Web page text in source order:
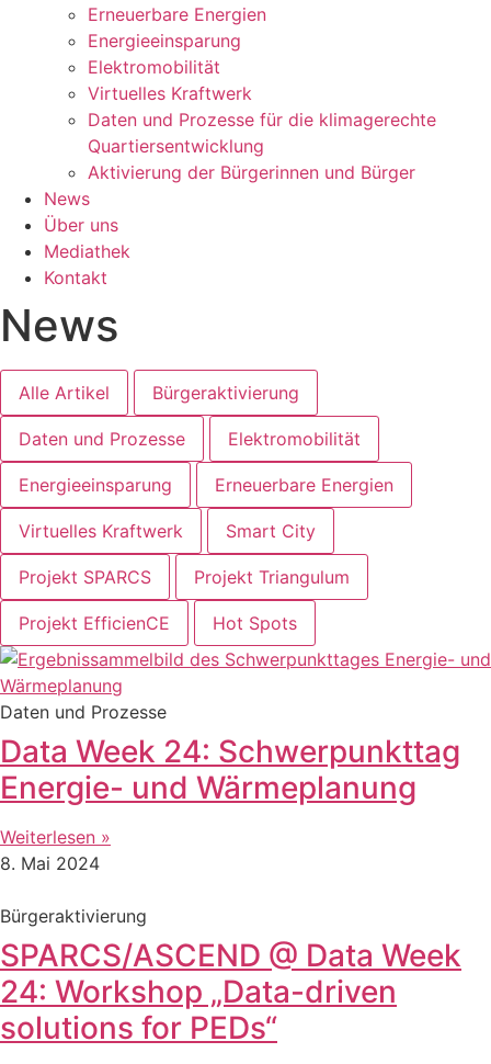
Erneuerbare Energien
Energieeinsparung
Elektromobilität
Virtuelles Kraftwerk
Daten und Prozesse für die klimagerechte
Quartiersentwicklung
Aktivierung der Bürgerinnen und Bürger
News
Über uns
Mediathek
Kontakt
News
Alle Artikel Bürgeraktivierung
Daten und Prozesse Elektromobilität
Energieeinsparung Erneuerbare Energien
Virtuelles Kraftwerk Smart City
Projekt SPARCS Projekt Triangulum
Projekt EfficienCE Hot Spots
Daten und Prozesse
Data Week 24: Schwerpunkttag
Energie- und Wärmeplanung
Weiterlesen »
8. Mai 2024
Bürgeraktivierung
SPARCS/ASCEND @ Data Week
24: Workshop „Data-driven
solutions for PEDs“